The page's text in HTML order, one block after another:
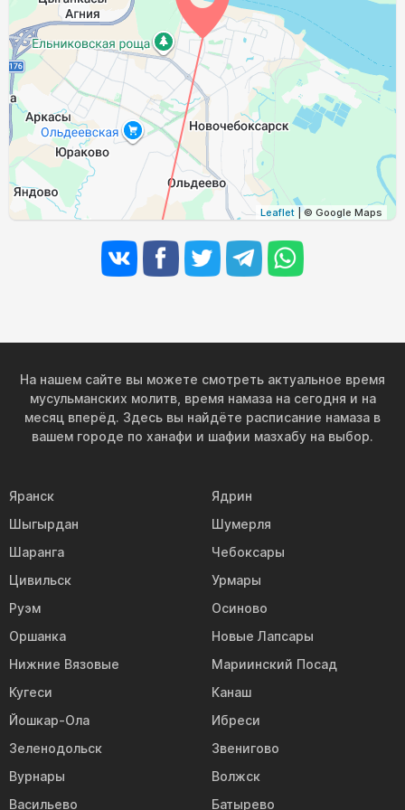
30, Вс 02:41 04:50 11:51 15:36 18:50
31, Пн 02:44 04:52 11:50 15:35 18:48 20:45
Leaflet | © Google Maps
На нашем сайте вы можете смотреть актуальное время
мусульманских молитв, время намаза на сегодня и на
месяц вперёд. Здесь вы найдёте расписание намаза в
вашем городе по ханафи и шафии мазхабу на выбор.
Яранск
Ядрин
Шыгырдан
Шумерля
Шаранга
Чебоксары
Цивильск
Урмары
Руэм
Осиново
Оршанка
Новые Лапсары
Нижние Вязовые
Мариинский Посад
Кугеси
Канаш
Йошкар-Ола
Ибреси
Зеленодольск
Звенигово
Вурнары
Волжск
Васильево
Батырево